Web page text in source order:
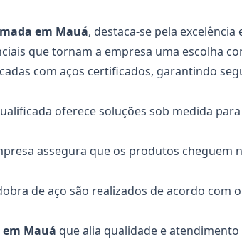
em Mauá, destaca-se pela excelência
que tornam a empresa uma escolha
com aços certificados, garantindo
oferece soluções sob medida
assegura que os produtos cheguem
de aço são realizados de acordo com
em Mauá que alia qualidade e atendimento